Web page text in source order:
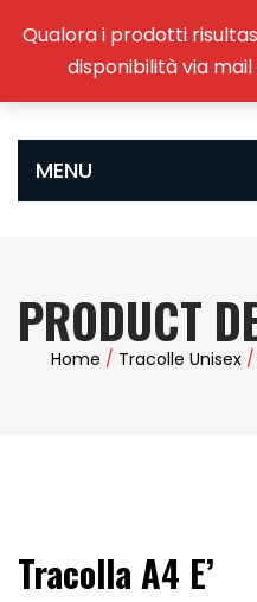
PRODUCT
Home / Tracolle Unisex/
Tracolla A4 E’
Qualora i prodotti
disponibilità via